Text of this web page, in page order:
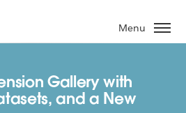
Menu
Gallery with
and a New